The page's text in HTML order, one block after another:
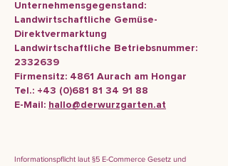
Unternehmensgegenstand:
Landwirtschaftliche Gemüse-
Direktvermarktung
Landwirtschaftliche Betriebsnummer:
2332639
Firmensitz: 4861 Aurach am Hongar
Tel.: +43 (0)681 81 34 91 88
E-Mail: hallo@derwurzgarten.at
Informationspflicht laut §5 E-Commerce Gesetz und